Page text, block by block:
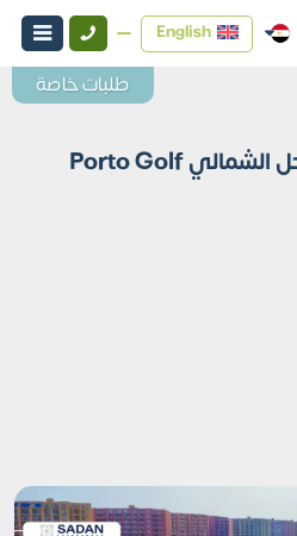
English
بورتو جولف مارينا الساحل الشمالي Porto Golf
طلبات خاصة